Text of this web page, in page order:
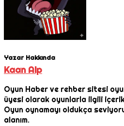
Yazar Hakkında
Kaan Alp
Oyun Haber ve rehber sitesi
üyesi olarak oyunlarla ilgili içerik
Oyun oynamayı oldukça
alanım.